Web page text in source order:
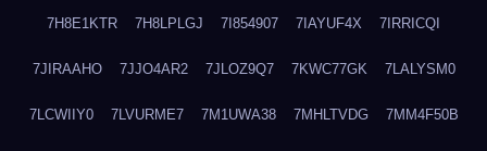
7H8E1KTR 7H8LPLGJ 7I854907 7IAYUF4X 7IRRICQI
7JIRAAHO 7JJO4AR2 7JLOZ9Q7 7KWC77GK 7LALYSM0
7LCWIIY0 7LVURME7 7M1UWA38 7MHLTVDG 7MM4F50B